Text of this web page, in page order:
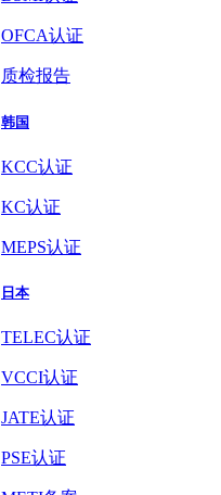
OFCA认证
质检报告
韩国
KCC认证
KC认证
MEPS认证
日本
TELEC认证
VCCI认证
JATE认证
PSE认证